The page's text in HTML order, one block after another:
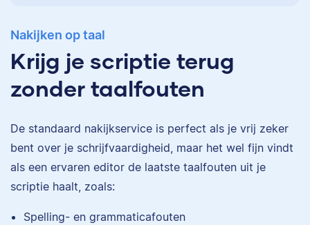
Nakijken op taal
Krijg je scriptie terug
zonder taalfouten
De standaard nakijkservice is perfect als je vrij zeker
bent over je schrijfvaardigheid, maar het wel fijn vindt
als een ervaren editor de laatste taalfouten uit je
scriptie haalt, zoals:
Spelling- en grammaticafouten